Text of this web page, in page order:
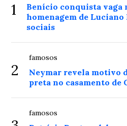
1
Benício conquista vaga
homenagem de Luciano
sociais
2
famosos
Neymar revela motivo
preta no casamento de
famosos